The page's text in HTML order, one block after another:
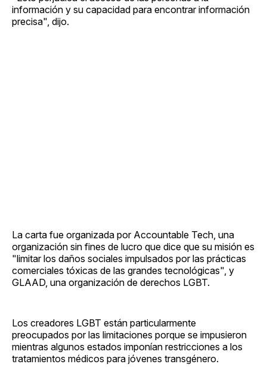
información y su capacidad para encontrar información
precisa", dijo.
La carta fue organizada por Accountable Tech, una
organización sin fines de lucro que dice que su misión es
"limitar los daños sociales impulsados por las prácticas
comerciales tóxicas de las grandes tecnológicas", y
GLAAD, una organización de derechos LGBT.
Los creadores LGBT están particularmente
preocupados por las limitaciones porque se impusieron
mientras algunos estados imponían restricciones a los
tratamientos médicos para jóvenes transgénero.